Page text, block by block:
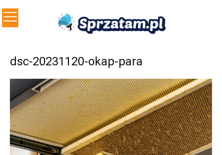
dsc-20231120-okap-para